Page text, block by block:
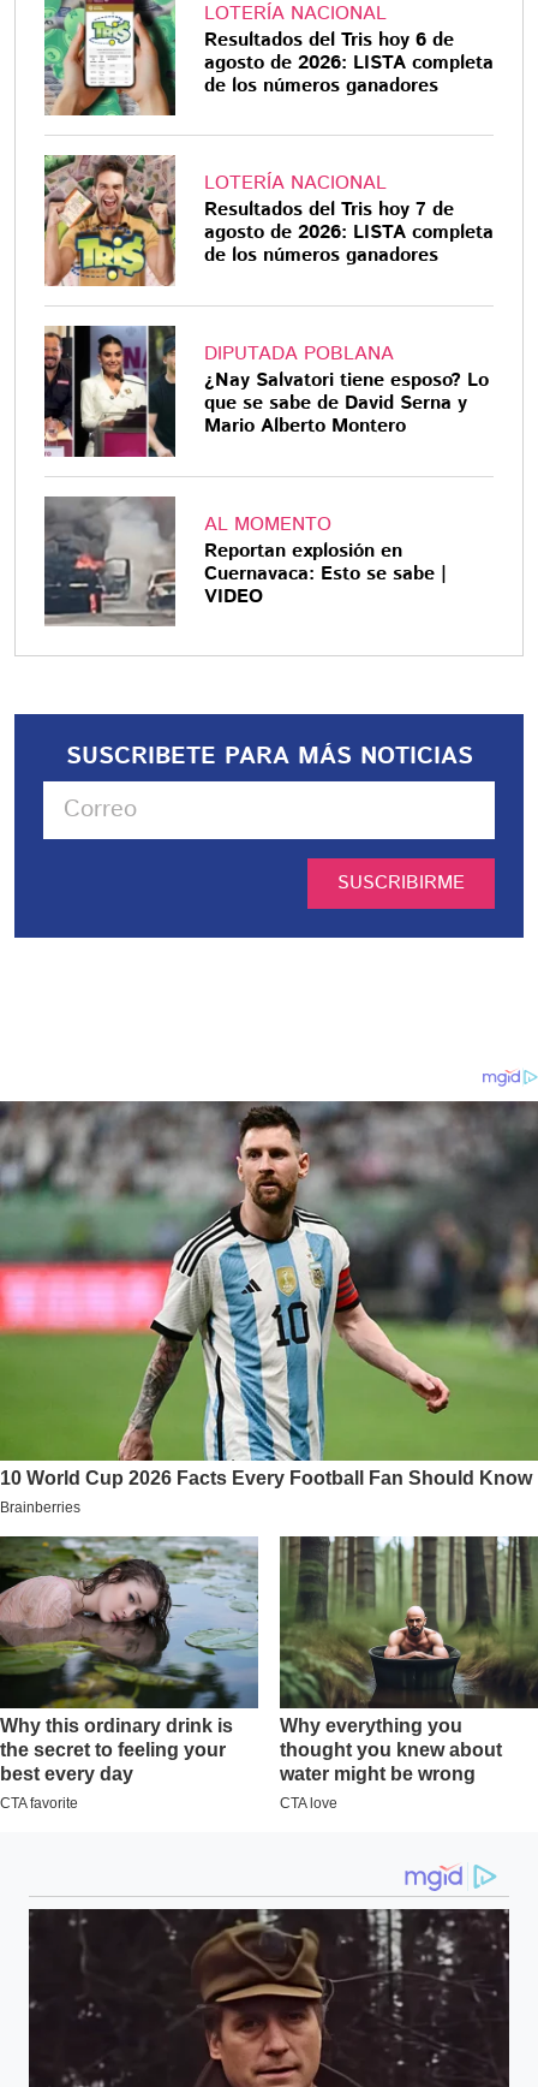
LOTERÍA NACIONAL
Resultados del Tris hoy 6 de
agosto de 2026: LISTA completa
de los números ganadores
LOTERÍA NACIONAL
Resultados del Tris hoy 7 de
agosto de 2026: LISTA completa
de los números ganadores
DIPUTADA POBLANA
¿Nay Salvatori tiene esposo? Lo
que se sabe de David Serna y
Mario Alberto Montero
AL MOMENTO
Reportan explosión en
Cuernavaca: Esto se sabe |
VIDEO
SUSCRIBETE PARA MÁS NOTICIAS
SUSCRIBIRME